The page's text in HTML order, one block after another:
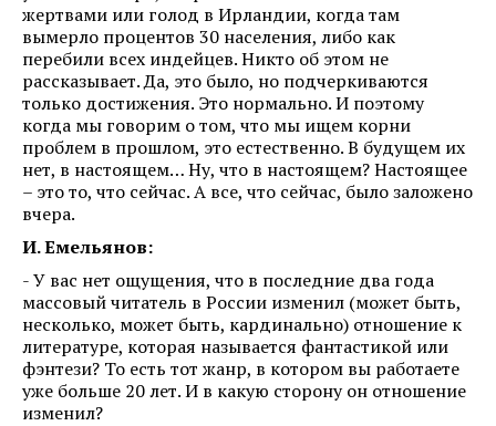
жертвами или голод в Ирландии, когда там
вымерло процентов 30 населения, либо как
перебили всех индейцев. Никто об этом не
рассказывает. Да, это было, но подчеркиваются
только достижения. Это нормально. И поэтому
когда мы говорим о том, что мы ищем корни
проблем в прошлом, это естественно. В будущем их
нет, в настоящем… Ну, что в настоящем? Настоящее
– это то, что сейчас. А все, что сейчас, было заложено
вчера.
И. Емельянов:
- У вас нет ощущения, что в последние два года
массовый читатель в России изменил (может быть,
несколько, может быть, кардинально) отношение к
литературе, которая называется фантастикой или
фэнтези? То есть тот жанр, в котором вы работаете
уже больше 20 лет. И в какую сторону он отношение
изменил?